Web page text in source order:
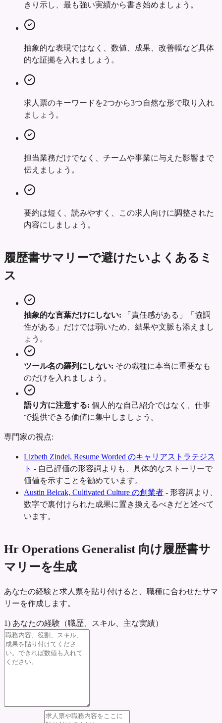
きり示し、最も強い実績から書き始めましょう。
抽象的な表現ではなく、数値、成果、改善幅など具体
的な証拠を入れましょう。
求人票のキーワードを2つから3つ自然な形で取り入れ
ましょう。
担当業務だけでなく、チームや事業に与えた影響まで
伝えましょう。
要約は短く、読みやすく、この求人向けに調整された
内容にしましょう。
履歴書サマリーで避けたいよくあるミ
ス
抽象的な言葉だけにしない:
「責任感がある」「協調
性がある」だけでは弱いため、結果や文脈も添えまし
ょう。
ツール名の羅列にしない: その職種に本当に重要なも
のだけを入れましょう。
語り方に注意する: 個人的な自己紹介ではなく、仕事
で提供できる価値に集中しましょう。
専門家の視点:
Lizbeth Zindel, Resume Worded のキャリアストラテジス
ト - 自己評価の形容詞よりも、具体的なストーリーで
価値を示すことを勧めています。
Austin Belcak, Cultivated Culture の創業者 - 形容詞より、
数字で裏付けられた成果に置き換えるべきだと述べて
います。
Hr Operations Generalist 向け履歴書サ
マリーを生成
あなたの経験と求人票を貼り付けると、職種に合わせたサマ
リーを作成します。
1) あなたの経験（職歴、スキル、主な実績）